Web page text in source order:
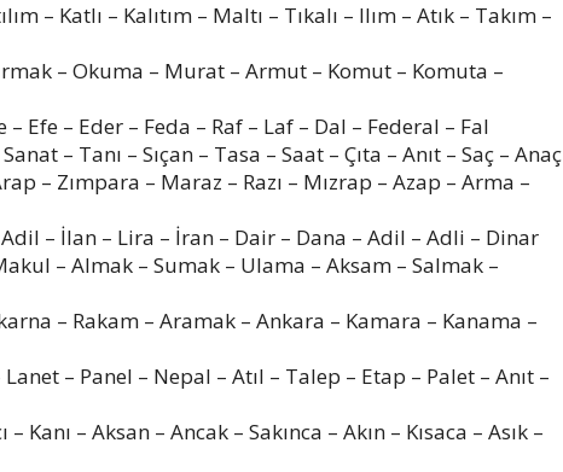
– Katlı – Kalıtım – Maltı – Tıkalı – Ilım – Atık – Takım –
– Okuma – Murat – Armut – Komut – Komuta –
Efe – Eder – Feda – Raf – Laf – Dal – Federal – Fal
– Tanı – Sıçan – Tasa – Saat – Çıta – Anıt – Saç – Anaç
– Zımpara – Maraz – Razı – Mızrap – Azap – Arma –
– İlan – Lira – İran – Dair – Dana – Adil – Adli – Dinar
– Almak – Sumak – Ulama – Aksam – Salmak –
– Rakam – Aramak – Ankara – Kamara – Kanama –
– Panel – Nepal – Atıl – Talep – Etap – Palet – Anıt –
Kanı – Aksan – Ancak – Sakınca – Akın – Kısaca – Asık –